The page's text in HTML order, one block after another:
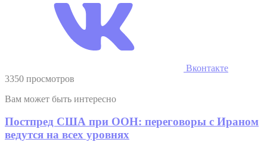
Вконтакте
3350 просмотров
Вам может быть интересно
Постпред США при ООН: переговоры с Ираном
ведутся на всех уровнях